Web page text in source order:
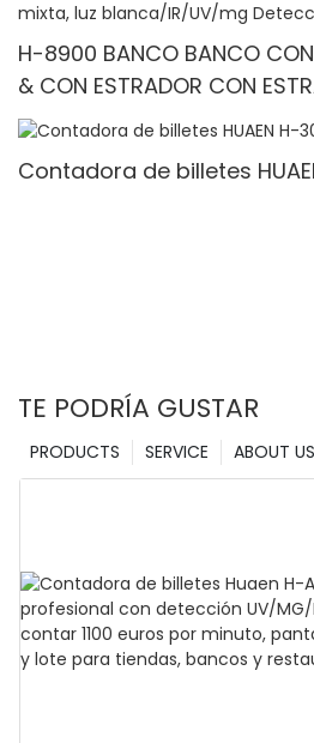
H-8900 BANCO BANCO
& CON ESTRADOR CON
Denominación mixta, luz
Contadora de billetes
TE PODRÍA GUSTAR
ABOUT US
SERVICE
PRODUCTS